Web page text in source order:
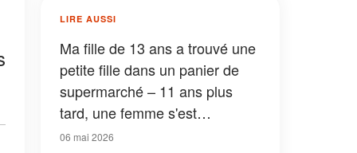
LIRE AUSSI
Ma fille de 13 ans a trouvé une
petite fille dans un panier de
supermarché – 11 ans plus
tard, une femme s'est
présentée en affirmant être sa
06 mai 2026